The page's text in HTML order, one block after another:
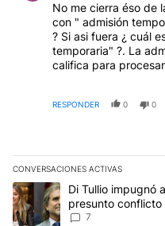
No me cierra éso de
con " admisión
? Si asi fuera ¿ cuál es el sentido de la " admisión
temporaria" ?. La admisión temporaria me parece que
califica para
que paga un
de la soja
RESPONDER 0 0
CONVERSACIONES ACTIVAS
Este listado muestra los
Un artículo de tendencia
Di Tullio impugnó
presunto
Ley de Tierras
7